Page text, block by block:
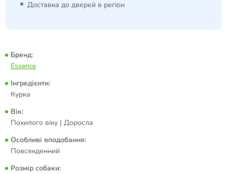
Доставка до дверей в регіон
Бренд:
Essence
Інгредієнти:
Курка
Вік:
Похилого віку | Доросла
Особливі вподобання:
Повсякденний
Розмір собаки: